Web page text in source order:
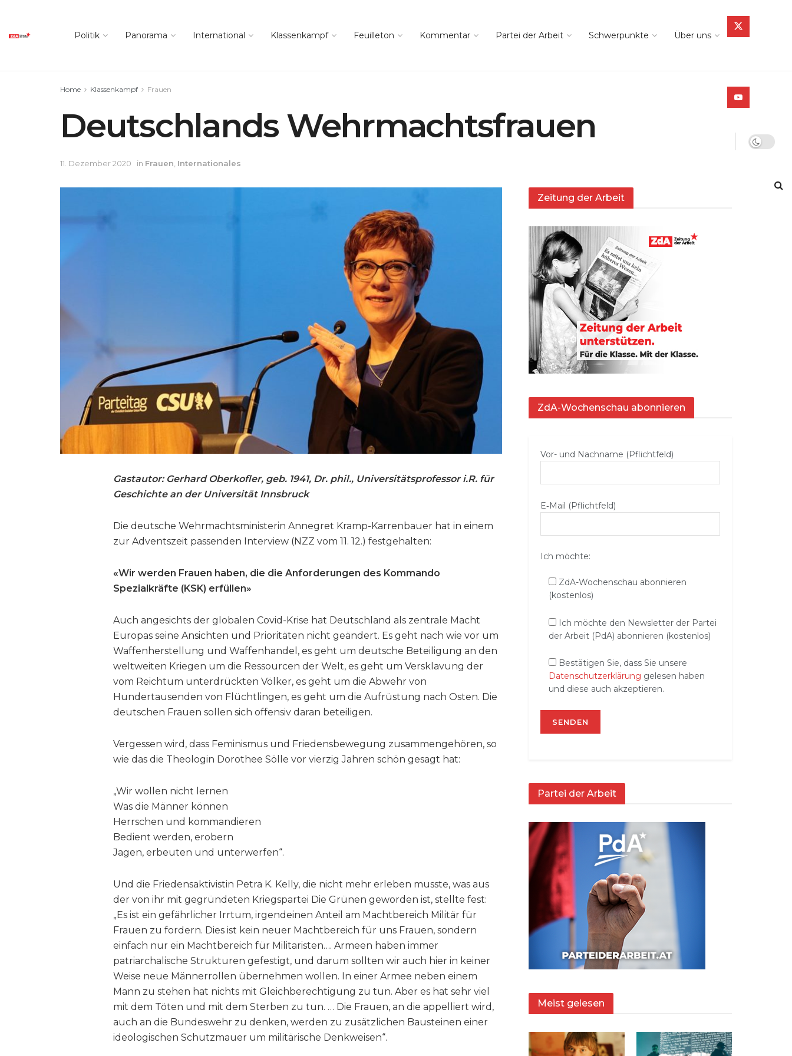
Politik Panorama International Klassenkampf Feuilleton Kommentar Partei der Arbeit Schwerpunkte Über uns
Home Klassenkampf Frauen
Deutschlands Wehrmachtsfrauen
11. Dezember 2020 in Frauen, Internationales
Gastautor: Gerhard Oberkofler, geb. 1941, Dr. phil., Universitätsprofessor i.R. für
Geschichte an der Universität Innsbruck
Die deutsche Wehrmachtsministerin Annegret Kramp-Karrenbauer hat in einem
zur Adventszeit passenden Interview (NZZ vom 11. 12.) festgehalten:
«Wir werden Frauen haben, die die Anforderungen des Kommando
Spezialkräfte (KSK) erfüllen»
Auch angesichts der globalen Covid-Krise hat Deutschland als zentrale Macht
Europas seine Ansichten und Prioritäten nicht geändert. Es geht nach wie vor um
Waffenherstellung und Waffenhandel, es geht um deutsche Beteiligung an den
weltweiten Kriegen um die Ressourcen der Welt, es geht um Versklavung der
vom Reichtum unterdrückten Völker, es geht um die Abwehr von
Hundertausenden von Flüchtlingen, es geht um die Aufrüstung nach Osten. Die
deutschen Frauen sollen sich offensiv daran beteiligen.
Vergessen wird, dass Feminismus und Friedensbewegung zusammengehören, so
wie das die Theologin Dorothee Sölle vor vierzig Jahren schön gesagt hat:
„Wir wollen nicht lernen
Was die Männer können
Herrschen und kommandieren
Bedient werden, erobern
Jagen, erbeuten und unterwerfen“.
Und die Friedensaktivistin Petra K. Kelly, die nicht mehr erleben musste, was aus
der von ihr mit gegründeten Kriegspartei Die Grünen geworden ist, stellte fest:
„Es ist ein gefährlicher Irrtum, irgendeinen Anteil am Machtbereich Militär für
Frauen zu fordern. Dies ist kein neuer Machtbereich für uns Frauen, sondern
einfach nur ein Machtbereich für Militaristen…. Armeen haben immer
patriarchalische Strukturen gefestigt, und darum sollten wir auch hier in keiner
Weise neue Männerrollen übernehmen wollen. In einer Armee neben einem
Mann zu stehen hat nichts mit Gleichberechtigung zu tun. Aber es hat sehr viel
mit dem Töten und mit dem Sterben zu tun. … Die Frauen, an die appelliert wird,
auch an die Bundeswehr zu denken, werden zu zusätzlichen Bausteinen einer
ideologischen Schutzmauer um militärische Denkweisen“.
Zeitung der Arbeit
ZdA-Wochenschau abonnieren
Vor- und Nachname (Pflichtfeld)
E‑Mail (Pflichtfeld)
Ich möchte:
ZdA-Wochenschau abonnieren
(kostenlos)
Ich möchte den Newsletter der Partei
der Arbeit (PdA) abonnieren (kostenlos)
Bestätigen Sie, dass Sie unsere
Datenschutzerklärung gelesen haben
und diese auch akzeptieren.
Partei der Arbeit
Meist gelesen